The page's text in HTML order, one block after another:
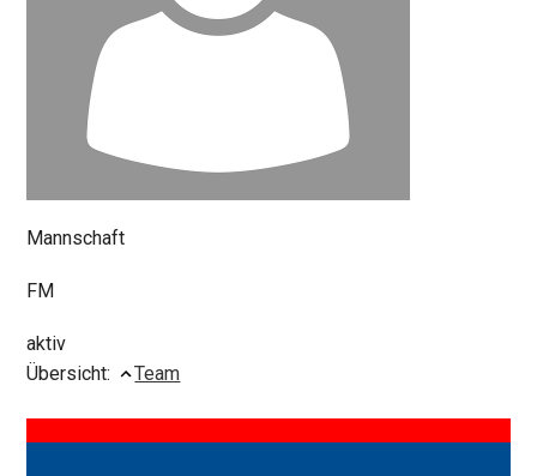
Mannschaft
FM
aktiv
Übersicht:
Team